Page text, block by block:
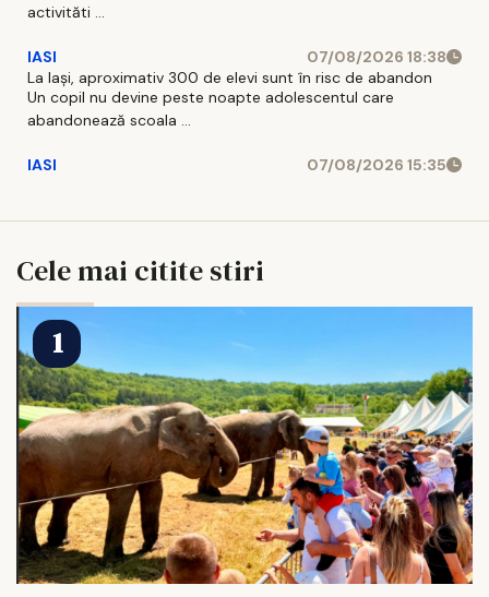
activităti ...
IASI
07/08/2026 18:38
La Iași, aproximativ 300 de elevi sunt în risc de abandon
Un copil nu devine peste noapte adolescentul care
abandonează scoala ...
IASI 07/08/2026 15:35
Cele mai citite stiri